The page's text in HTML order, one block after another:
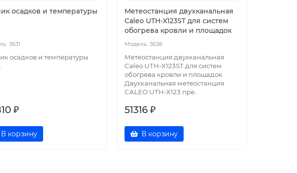
осадков и температуры
3631
осадков и температуры
₽
В корзину
Метеостанция двухканальная
Caleo UTH-X123ST для систем
обогрева кровли и площадок
3638
Метеостанция двухканальная
Caleo UTH-X123ST для систем
обогрева кровли и площадок
Двухканальная метеостанция
CALEO UТН-Х123 пре..
51316 ₽
В корзину